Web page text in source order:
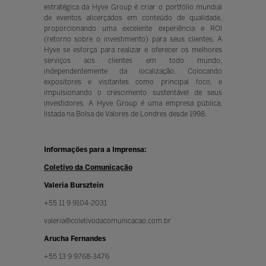
estratégica da Hyve Group é criar o portfólio mundial
de eventos alicerçados em conteúdo de qualidade,
proporcionando uma excelente experiência e ROI
(retorno sobre o investimento) para seus clientes. A
Hyve se esforça para realizar e oferecer os melhores
serviços aos clientes em todo mundo,
independentemente da localização. Colocando
expositores e visitantes como principal foco, e
impulsionando o crescimento sustentável de seus
investidores. A Hyve Group é uma empresa pública,
listada na Bolsa de Valores de Londres desde 1998.
Informações para a Imprensa:
Coletivo da Comunicação
Valeria Bursztein
+55 11 9 9104-2031
valeria@coletivodacomunicacao.com.br
Arucha Fernandes
+55 13 9 9768-3476